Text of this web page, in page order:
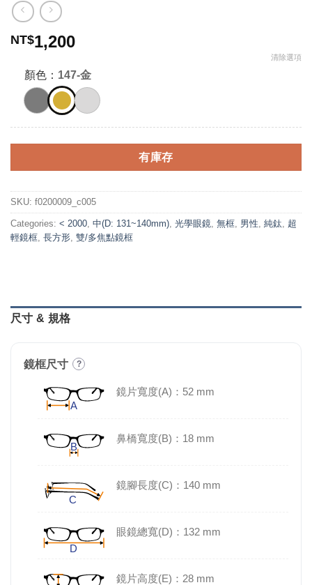
NT$1,200
顏色： 147-金
清除選項
有庫存
SKU: f0200009_c005
Categories: < 2000, 中(D: 131~140mm), 光學眼鏡, 無框, 男性, 純鈦, 超
輕鏡框, 長方形, 雙/多焦點鏡框
尺寸 & 規格
鏡框尺寸 ?
鏡片寬度(A)：52 mm
鼻橋寬度(B)：18 mm
鏡腳長度(C)：140 mm
眼鏡總寬(D)：132 mm
鏡片高度(E)：28 mm